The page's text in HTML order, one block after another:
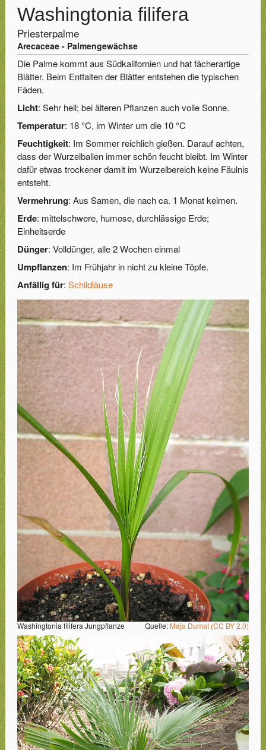
Washingtonia filifera
Priesterpalme
Arecaceae - Palmengewächse
Die Palme kommt aus Südkalifornien und hat fächerartige
Blätter. Beim Entfalten der Blätter entstehen die typischen
Fäden.
Licht: Sehr hell; bei älteren Pflanzen auch volle Sonne.
Temperatur: 18 °C, im Winter um die 10 °C
Feuchtigkeit: Im Sommer reichlich gießen. Darauf achten,
dass der Wurzelballen immer schön feucht bleibt. Im Winter
dafür etwas trockener damit im Wurzelbereich keine Fäulnis
entsteht.
Vermehrung: Aus Samen, die nach ca. 1 Monat keimen.
Erde: mittelschwere, humose, durchlässige Erde;
Einheitserde
Dünger: Volldünger, alle 2 Wochen einmal
Umpflanzen: Im Frühjahr in nicht zu kleine Töpfe.
Anfällig für: Schildläuse
Washingtonia filifera Jungpflanze Quelle: Maja Dumat (CC BY 2.0)